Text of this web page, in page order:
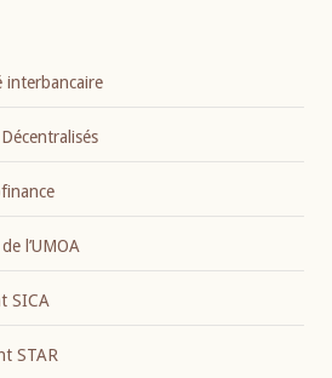
interbancaire
l’UMOA
SICA
STAR